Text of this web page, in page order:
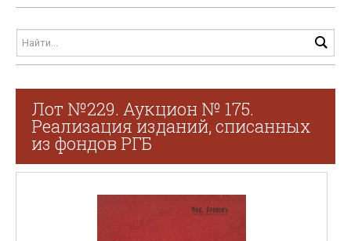
Лот №229. Аукцион № 175.
Реализация изданий, списанных
из фондов РГБ